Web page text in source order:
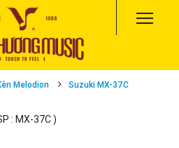
Melodion Suzuki MX-37C
: MX-37C )